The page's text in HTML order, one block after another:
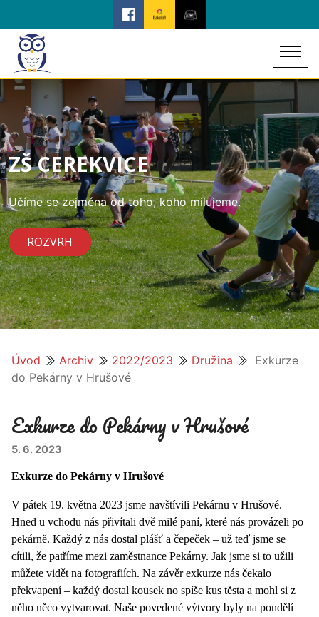
ZŠ CEREKVICE
Učíme se zejména od toho, koho milujeme.
ROZVRH
Úvod Archiv 2022/2023 Družina
Exkurze
do Pekárny v Hrušové
Exkurze do Pekárny v Hrušové
5. 6. 2023
Exkurze do Pekárny v Hrušové
V pátek 19. května 2023 jsme navštívili Pekárnu v Hrušové.
Hned u vchodu nás přivítali dvě milé paní, které nás provázeli po
pekárně. Každý z nás dostal plášť a čepeček – už teď jsme se
cítili, že patříme mezi zaměstnance Pekárny. Jak jsme si to užili
můžete vidět na fotografiích. Na závěr exkurze nás čekalo
překvapení – každý dostal kousek no spíše kus těsta a mohl si z
něho něco vytvarovat. Naše povedené výtvory byly na pondělí